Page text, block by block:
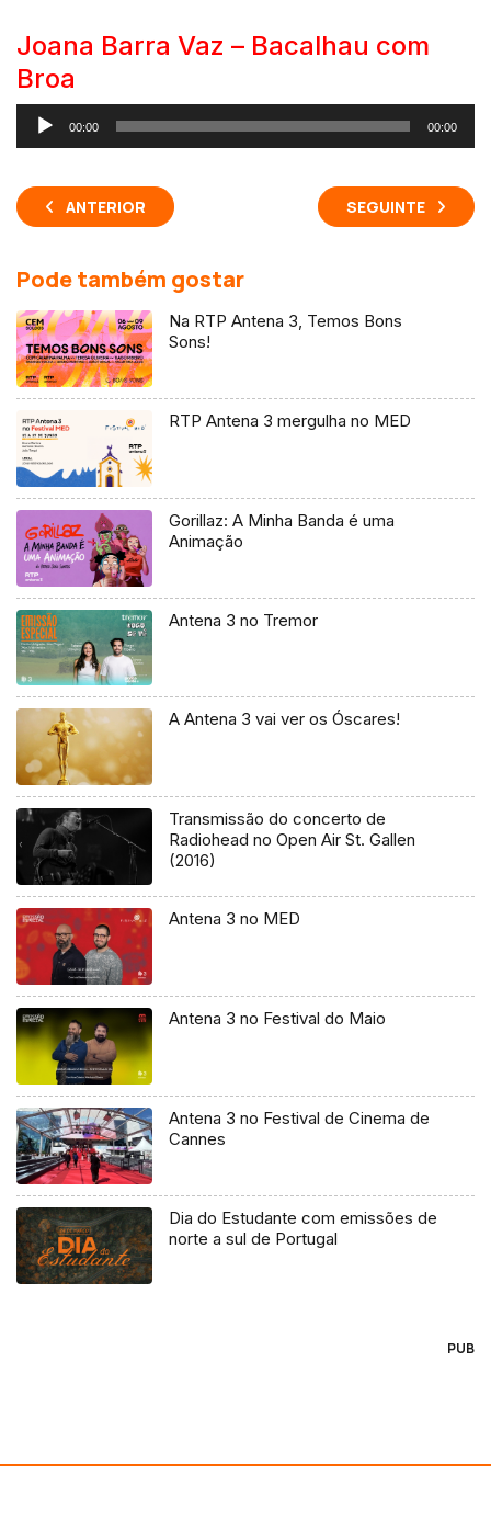
Joana Barra Vaz – Bacalhau com
Broa
Reprodutor
de
áudio
00:00 00:00
ANTERIOR SEGUINTE
Pode também gostar
Na RTP Antena 3, Temos Bons
Sons!
RTP Antena 3 mergulha no MED
Gorillaz: A Minha Banda é uma
Animação
Antena 3 no Tremor
A Antena 3 vai ver os Óscares!
Transmissão do concerto de
Radiohead no Open Air St. Gallen
(2016)
Antena 3 no MED
Antena 3 no Festival do Maio
Antena 3 no Festival de Cinema de
Cannes
Dia do Estudante com emissões de
norte a sul de Portugal
PUB